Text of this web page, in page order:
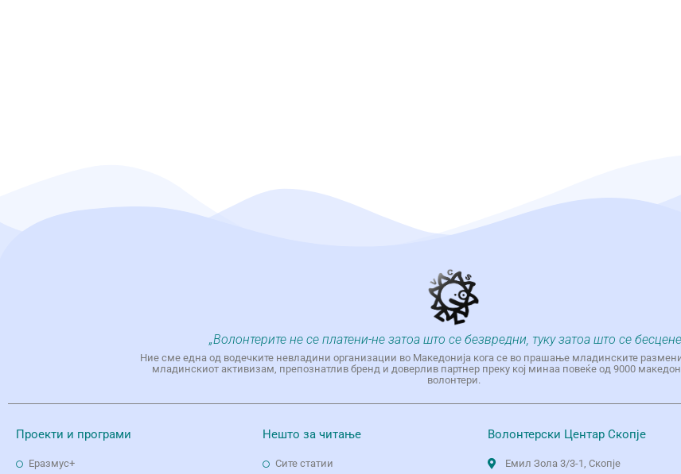
„Волонтерите не се платени-не затоа што се безвредни, туку затоа што се
Ние сме една од водечките невладини организации во Македонија кога се во прашање младинските
младинскиот активизам, препознатлив бренд и доверлив партнер преку кој минаа повеќе од 9000
волонтери.
Проекти и програми
Еразмус+
Нешто за читање
Сите статии
Волонтерски Центар Скопје
Емил Зола 3/3-1, Скопје